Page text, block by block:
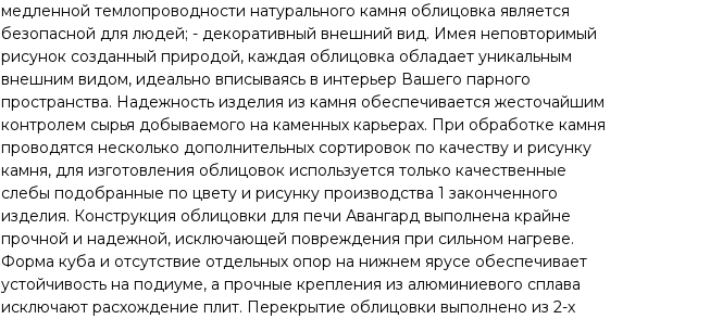
медленной темлопроводности натурального камня облицовка является
безопасной для людей; - декоративный внешний вид. Имея неповторимый
рисунок созданный природой, каждая облицовка обладает уникальным
внешним видом, идеально вписываясь в интерьер Вашего парного
пространства. Надежность изделия из камня обеспечивается жесточайшим
контролем сырья добываемого на каменных карьерах. При обработке камня
проводятся несколько дополнительных сортировок по качеству и рисунку
камня, для изготовления облицовок используется только качественные
слебы подобранные по цвету и рисунку производства 1 законченного
изделия. Конструкция облицовки для печи Авангард выполнена крайне
прочной и надежной, исключающей повреждения при сильном нагреве.
Форма куба и отсутствие отдельных опор на нижнем ярусе обеспечивает
устойчивость на подиуме, а прочные крепления из алюминиевого сплава
исключают расхождение плит. Перекрытие облицовки выполнено из 2-х